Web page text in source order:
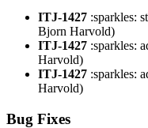
ITJ-1427 :sparkles:
Bjorn Harvold)
ITJ-1427 :sparkles:
Harvold)
ITJ-1427 :sparkles:
Harvold)
Bug Fixes